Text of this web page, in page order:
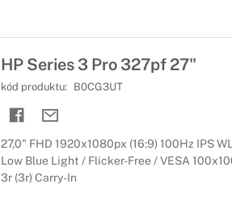
HP Series 3 Pro 327pf 27"
kód produktu: B0CG3UT
27,0" FHD 1920x1080px (16:9) 100Hz IPS
Low Blue Light / Flicker-Free / VESA
3r (3r) Carry-In